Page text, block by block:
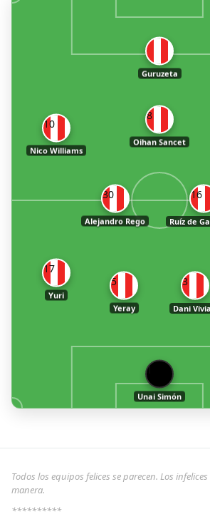
1
Unai Simón
17
Yuri
5
Yeray
3
Dani
30
Alejandro Rego
16
Ruíz de
10
Nico Williams
8
Oihan Sancet
Guruzeta
Todos los equipos felices se parecen. Los
manera.
**********